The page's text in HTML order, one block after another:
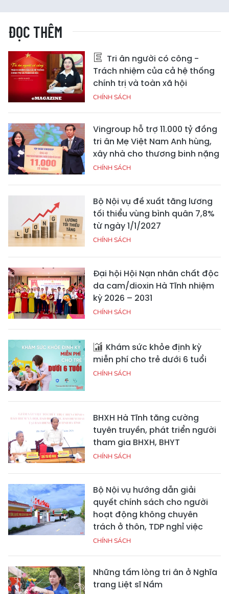
ĐỌC THÊM
Tri ân người có công -
Trách nhiệm của cả hệ thống
chính trị và toàn xã hội
CHÍNH SÁCH
Vingroup hỗ trợ 11.000 tỷ đồng
tri ân Mẹ Việt Nam Anh hùng,
xây nhà cho thương binh nặng
CHÍNH SÁCH
Bộ Nội vụ đề xuất tăng lương
tối thiểu vùng bình quân 7,8%
từ ngày 1/1/2027
CHÍNH SÁCH
Đại hội Hội Nạn nhân chất độc
da cam/dioxin Hà Tĩnh nhiệm
kỳ 2026 – 2031
CHÍNH SÁCH
Khám sức khỏe định kỳ
miễn phí cho trẻ dưới 6 tuổi
CHÍNH SÁCH
BHXH Hà Tĩnh tăng cường
tuyên truyền, phát triển người
tham gia BHXH, BHYT
CHÍNH SÁCH
Bộ Nội vụ hướng dẫn giải
quyết chính sách cho người
hoạt động không chuyên
trách ở thôn, TDP nghỉ việc
CHÍNH SÁCH
Những tấm lòng tri ân ở Nghĩa
trang Liệt sĩ Nầm